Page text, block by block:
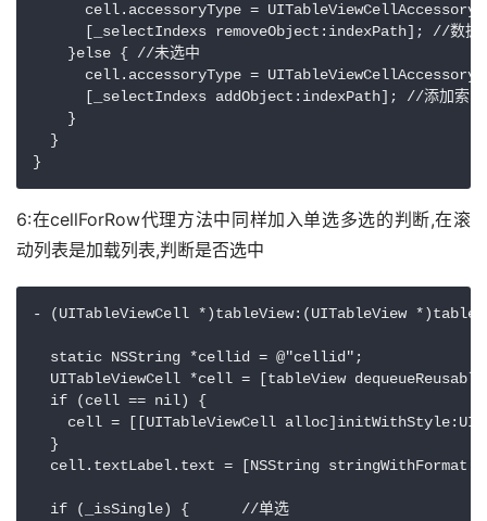
cell.accessoryType =
[_selectIndexs removeObject:indexPath]; //数据
    }else { //未选中
cell.accessoryType =
[_selectIndexs addObject:indexPath]; //添加索引
    }
  }
6:在cellForRow代理方法中同样加入单选多选的判断,在滚
动列表是加载列表,判断是否选中
- (UITableViewCell *)tableView:(UITableView
  static NSString *cellid = @"cellid";
UITableViewCell *cell = [tableView
  if (cell == nil) {
cell = [[UITableViewCell
  }
cell.textLabel.text = [NSString
  if (_isSingle) {      //单选